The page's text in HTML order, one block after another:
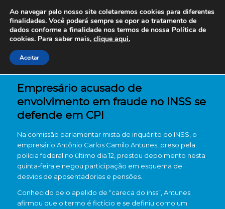
Empresário acusado de
envolvimento em fraude no INSS se
defende em CPI
Na comissão parlamentar mista de inquérito do INSS, o
empresário Antônio Carlos Camilo Antunes, preso pela
polícia federal no último dia 12, prestou depoimento nesta
quinta-feira e negou participação em esquema de
desvios de aposentadorias e pensões.
Conhecido pelo apelido de “careca do inss”, Antunes
afirmou que o termo é fictício e se definiu como um
Ao navegar pelo nosso site coletaremos cookies para diferentes
finalidades. Você poderá sempre se opor ao tratamento de
dados conforme a finalidade nos termos de nossa Política de
cookies. Para saber mais, clique aqui.
Aceitar